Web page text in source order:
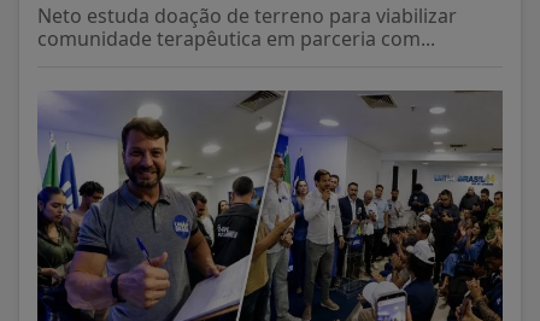
Neto estuda doação de terreno para viabilizar
comunidade terapêutica em parceria com...